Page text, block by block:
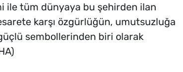
ile tüm dünyaya bu şehirden ilan
karşı özgürlüğün, umutsuzluğa
sembollerinden biri olarak